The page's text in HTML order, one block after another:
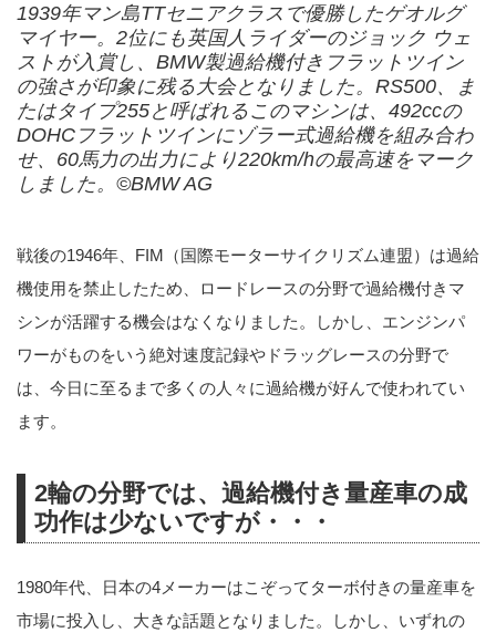
1939年マン島TTセニアクラスで優勝したゲオルグ
マイヤー。2位にも英国人ライダーのジョック ウェ
ストが入賞し、BMW製過給機付きフラットツイン
の強さが印象に残る大会となりました。RS500、ま
たはタイプ255と呼ばれるこのマシンは、492ccの
DOHCフラットツインにゾラー式過給機を組み合わ
せ、60馬力の出力により220km/hの最高速をマーク
しました。©︎BMW AG
戦後の1946年、FIM（国際モーターサイクリズム連盟）は過給
機使用を禁止したため、ロードレースの分野で過給機付きマ
シンが活躍する機会はなくなりました。しかし、エンジンパ
ワーがものをいう絶対速度記録やドラッグレースの分野で
は、今日に至るまで多くの人々に過給機が好んで使われてい
ます。
2輪の分野では、過給機付き量産車の成
功作は少ないですが・・・
1980年代、日本の4メーカーはこぞってターボ付きの量産車を
市場に投入し、大きな話題となりました。しかし、いずれの